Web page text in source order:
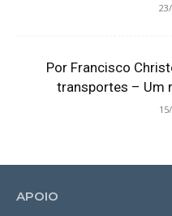
Por Francisco
transportes – Um
APOIO